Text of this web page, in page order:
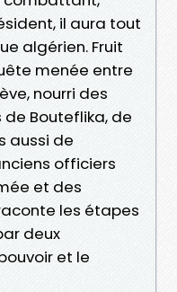
il aura tout
algérien. Fruit
menée entre
nourri des
Bouteflika, de
aussi de
officiers
et des
les étapes
deux
et le